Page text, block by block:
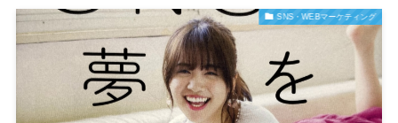
SNS・WEBマーケティング